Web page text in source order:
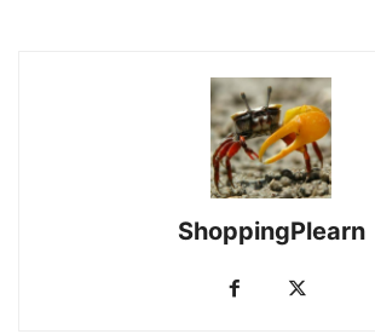
ShoppingPlearn